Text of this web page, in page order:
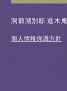
洞爺湖別邸 進木庵
個人情報保護方針